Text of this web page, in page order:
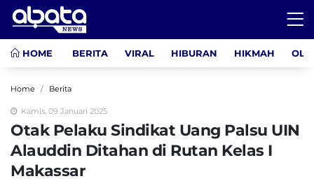
HOME BERITA VIRAL HIBURAN HIKMAH
Home Berita
Kamis, 09 Januari 2025
Otak Pelaku Sindikat Uang Palsu UIN
Alauddin Ditahan di Rutan Kelas I
Makassar